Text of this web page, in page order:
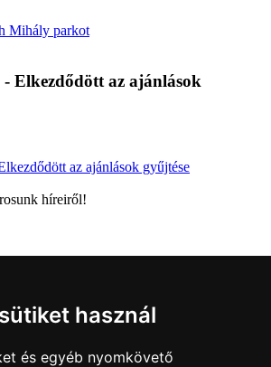
használ
és egyéb nyomkövető
Elkezdődött az ajánlások
híreiről!